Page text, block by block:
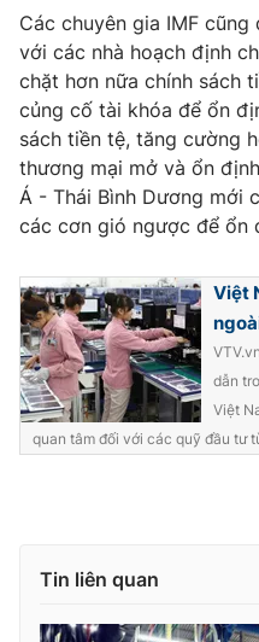
Phó Tổng Biên tập:Nguyễn
Nguyễn Trọng Ninh
Tổng đài VTV:024.38 355
Ðiện thoại Thời báo VTV:
Email:toasoan@vtv.vn
Liên hệ quảng cáo: 024-
thông tin từ website này.
Các chuyên gia IMF
với các nhà hoạch định
chặt hơn nữa chính sách
củng cố tài khóa để ổn
sách tiền tệ, tăng cường
thương mại mở và ổn
Á - Thái Bình Dương mới
các cơn gió ngược để ổn
Việt
dẫn
Việt
quan tâm đối với các quỹ đầu tư
Tin liên quan